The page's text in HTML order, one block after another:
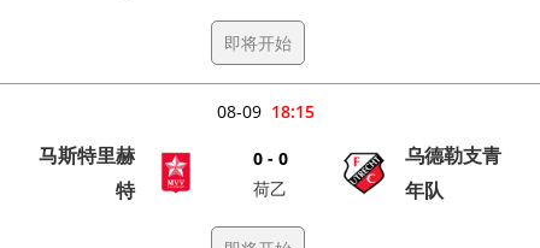
即将开始
18:15
08-09
马斯特里赫
特
0 - 0
荷乙
乌德勒支青
年队